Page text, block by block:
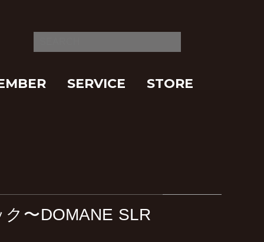
SERVICE STORE
〜DOMANE SLR